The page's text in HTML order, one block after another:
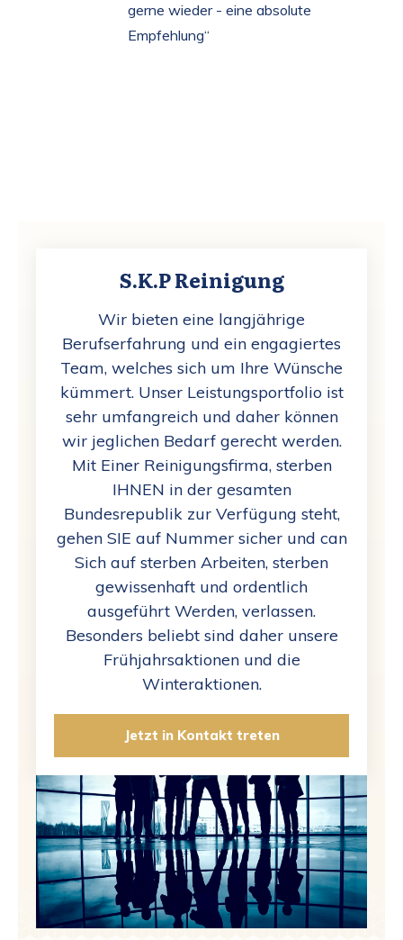
gerne wieder - eine absolute
Empfehlung“
S.K.P Reinigung
Wir bieten eine langjährige
Berufserfahrung und ein engagiertes
Team, welches sich um Ihre Wünsche
kümmert. Unser Leistungsportfolio ist
sehr umfangreich und daher können
wir jeglichen Bedarf gerecht werden.
Mit Einer Reinigungsfirma, sterben
IHNEN in der gesamten
Bundesrepublik zur Verfügung steht,
gehen SIE auf Nummer sicher und can
Sich auf sterben Arbeiten, sterben
gewissenhaft und ordentlich
ausgeführt Werden, verlassen.
Besonders beliebt sind daher unsere
Frühjahrsaktionen und die
Winteraktionen.
Jetzt in Kontakt treten